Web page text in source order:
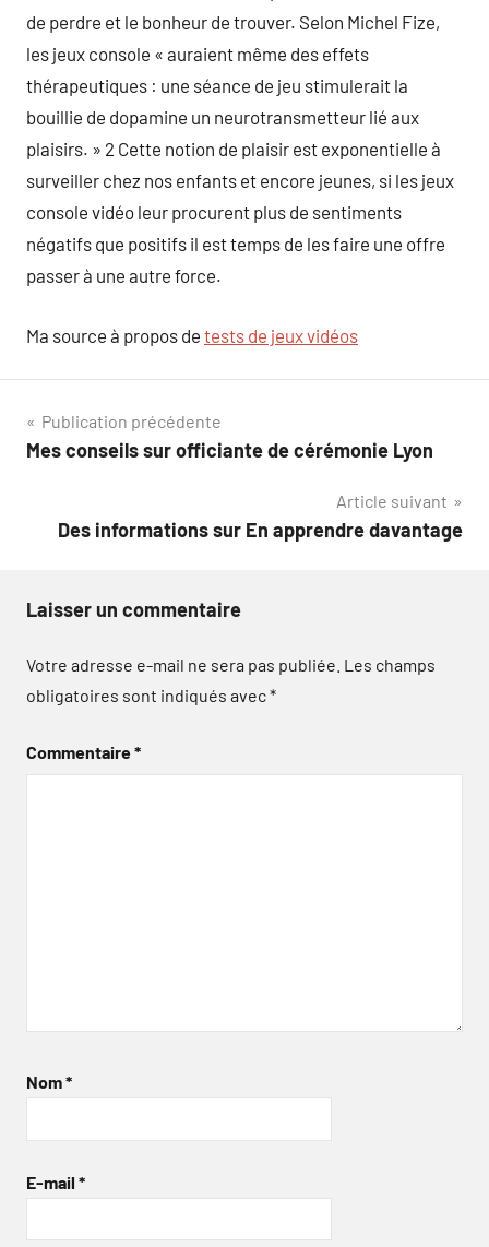
de perdre et le bonheur de trouver. Selon Michel Fize,
les jeux console « auraient même des effets
thérapeutiques : une séance de jeu stimulerait la
bouillie de dopamine un neurotransmetteur lié aux
plaisirs. » 2 Cette notion de plaisir est exponentielle à
surveiller chez nos enfants et encore jeunes, si les jeux
console vidéo leur procurent plus de sentiments
négatifs que positifs il est temps de les faire une offre
passer à une autre force.
Ma source à propos de tests de jeux vidéos
Navigation
de
Publication précédente
Mes conseils sur officiante de cérémonie Lyon
Article suivant
Des informations sur En apprendre davantage
Laisser un commentaire
Votre adresse e-mail ne sera pas publiée. Les champs
obligatoires sont indiqués avec*
Commentaire*
Nom*
E-mail *